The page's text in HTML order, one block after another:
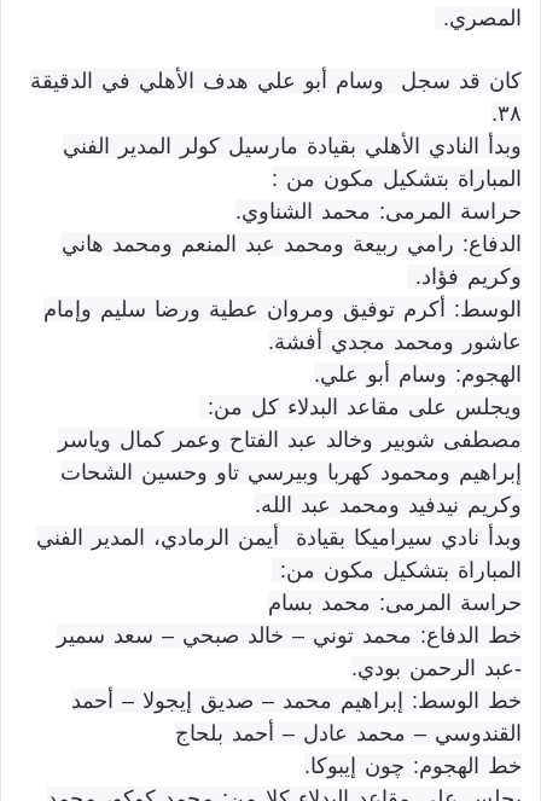
المصري.
كان قد سجل وسام أبو علي هدف الأهلي في الدقيقة
٣٨.
وبدأ النادي الأهلي بقيادة مارسيل كولر المدير الفني
المباراة بتشكيل مكون من :
حراسة المرمى: محمد الشناوي.
الدفاع: رامي ربيعة ومحمد عبد المنعم ومحمد هاني
وكريم فؤاد.
الوسط: أكرم توفيق ومروان عطية ورضا سليم وإمام
عاشور ومحمد مجدي أفشة.
الهجوم: وسام أبو علي.
ويجلس على مقاعد البدلاء كل من:
مصطفى شوبير وخالد عبد الفتاح وعمر كمال وياسر
إبراهيم ومحمود كهربا وبيرسي تاو وحسين الشحات
وكريم نيدفيد ومحمد عبد الله.
وبدأ نادي سيراميكا بقيادة أيمن الرمادي، المدير الفني
المباراة بتشكيل مكون من:
حراسة المرمى: محمد بسام
خط الدفاع: محمد توني – خالد صبحي – سعد سمير
-عبد الرحمن بودي.
خط الوسط: إبراهيم محمد – صديق إيجولا – أحمد
القندوسي – محمد عادل – أحمد بلحاج
خط الهجوم: چون إيبوكا.